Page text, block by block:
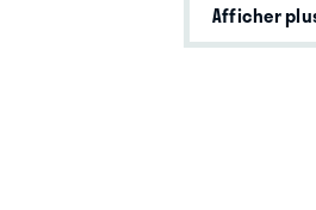
Afficher